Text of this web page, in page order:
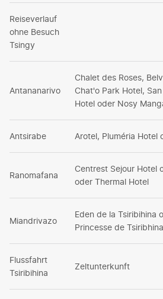
Reiseverlauf
ohne Besuch
Tsingy
Antananarivo
Chalet des Roses,
Chat'o Park Hotel,
Hotel oder Nosy
Antsirabe Arotel, Pluméria Hotel
Ranomafana
Centrest Sejour Hotel
oder Thermal Hotel
Miandrivazo
Eden de la Tsiribihina
Princesse de Tsiribhina
Flussfahrt
Tsiribihina
Zeltunterkunft